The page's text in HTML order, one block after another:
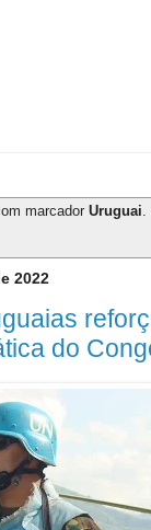
marcador Uruguai
2022
do